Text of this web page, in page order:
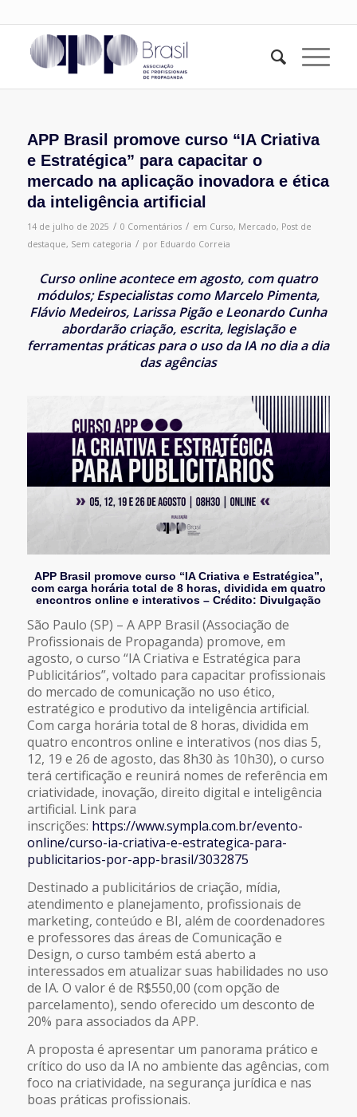
APP Brasil promove curso “IA Criativa
e Estratégica” para capacitar o
mercado na aplicação inovadora e ética
da inteligência artificial
14 de julho de 2025 / 0 Comentários / em Curso, Mercado, Post de
destaque, Sem categoria / por Eduardo Correia
Curso online acontece em agosto, com quatro
módulos; Especialistas como Marcelo Pimenta,
Flávio Medeiros, Larissa Pigão e Leonardo Cunha
abordarão criação, escrita, legislação e
ferramentas práticas para o uso da IA no dia a dia
das agências
APP Brasil promove curso “IA Criativa e Estratégica”,
com carga horária total de 8 horas, dividida em quatro
encontros online e interativos – Crédito: Divulgação
São Paulo (SP) – A APP Brasil (Associação de
Profissionais de Propaganda) promove, em
agosto, o curso “IA Criativa e Estratégica para
Publicitários”, voltado para capacitar profissionais
do mercado de comunicação no uso ético,
estratégico e produtivo da inteligência artificial.
Com carga horária total de 8 horas, dividida em
quatro encontros online e interativos (nos dias 5,
12, 19 e 26 de agosto, das 8h30 às 10h30), o curso
terá certificação e reunirá nomes de referência em
criatividade, inovação, direito digital e inteligência
artificial. Link para
inscrições: https://www.sympla.com.br/evento-
online/curso-ia-criativa-e-estrategica-para-
publicitarios-por-app-brasil/3032875
Destinado a publicitários de criação, mídia,
atendimento e planejamento, profissionais de
marketing, conteúdo e BI, além de coordenadores
e professores das áreas de Comunicação e
Design, o curso também está aberto a
interessados em atualizar suas habilidades no uso
de IA. O valor é de R$550,00 (com opção de
parcelamento), sendo oferecido um desconto de
20% para associados da APP.
A proposta é apresentar um panorama prático e
crítico do uso da IA no ambiente das agências, com
foco na criatividade, na segurança jurídica e nas
boas práticas profissionais.